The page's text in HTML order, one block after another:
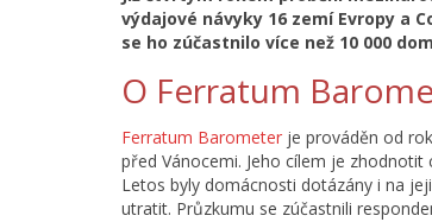
výdajové návyky 16 zemí Evropy a
se ho zúčastnilo více než 10 000
O Ferratum
Ferratum Barometer je prováděn od
před Vánocemi. Jeho cílem je
Letos byly domácnosti dotázány i na
utratit. Průzkumu se zúčastnili